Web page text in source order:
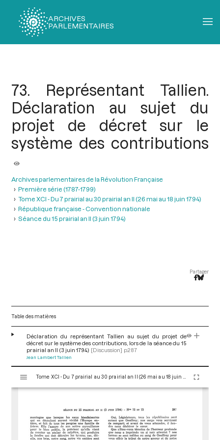
ARCHIVES
PARLEMENTAIRES
73. Représentant Tallien.
Déclaration au sujet du
projet de décret sur le
système des contributions
Archives parlementaires de la Révolution Française
Première série (1787-1799)
Tome XCI - Du 7 prairial au 30 prairial an II (26 mai au 18 juin 1794)
République française - Convention nationale
Séance du 15 prairial an II (3 juin 1794)
Partager
Table des matières
Déclaration du représentant Tallien au sujet du projet de
décret sur le système des contributions, lors de la séance du 15
prairial an II (3 juin 1794) [Discussion] p.287
Jean Lambert Tallien
s